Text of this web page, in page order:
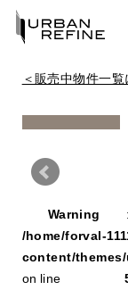
＜販売中物件一
Warning
/home/forval-
content/
on line